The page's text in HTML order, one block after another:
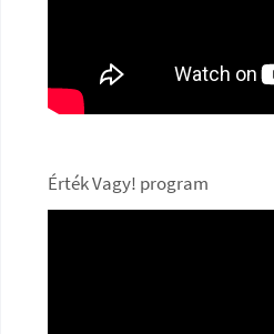
Érték Vagy! program